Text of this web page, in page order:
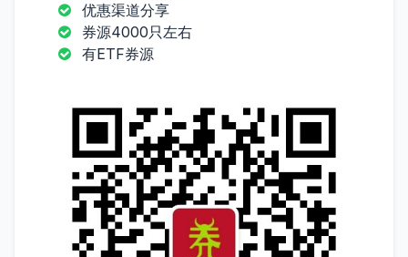
优惠渠道分享
券源4000只左右
有ETF券源